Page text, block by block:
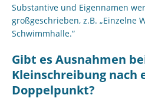
Substantive und Eigennamen
großgeschrieben, z.B. „Einzelne
Schwimmhalle.“
Gibt es Ausnahmen
Kleinschreibung nach
Doppelpunkt?